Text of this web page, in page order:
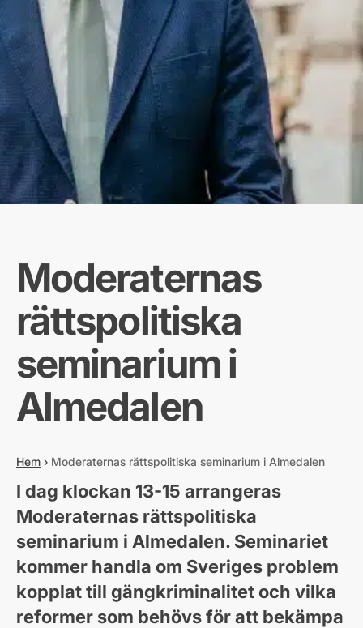
Moderaternas
rättspolitiska
seminarium i
Almedalen
Hem › Moderaternas rättspolitiska seminarium i Almedalen
I dag klockan 13-15 arrangeras
Moderaternas rättspolitiska
seminarium i Almedalen. Seminariet
kommer handla om Sveriges problem
kopplat till gängkriminalitet och vilka
reformer som behövs för att bekämpa